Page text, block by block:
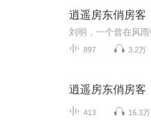
逍遥房东俏房客
897 3.2万
逍遥房东俏房客
413 16.3万